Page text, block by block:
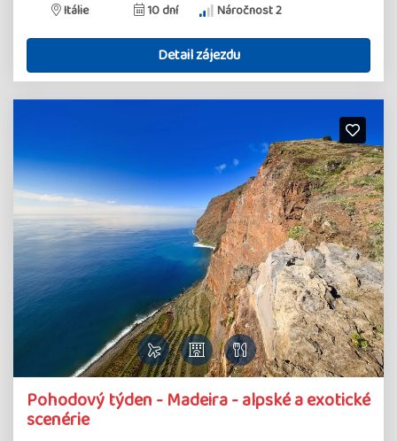
Itálie 10 dní Náročnost 2
Detail zájezdu
Pohodový týden - Madeira - alpské a exotické
scenérie